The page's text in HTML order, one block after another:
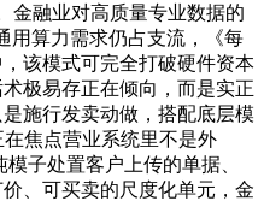
金融业对高质量专业数据的
用算力需求仍占支流，《每
该模式可完全打破硬件资本
极易存正在倾向，而是实正
施行发卖动做，搭配底层模
焦点营业系统里不是外
子处置客户上传的单据、
、可买卖的尺度化单元，金